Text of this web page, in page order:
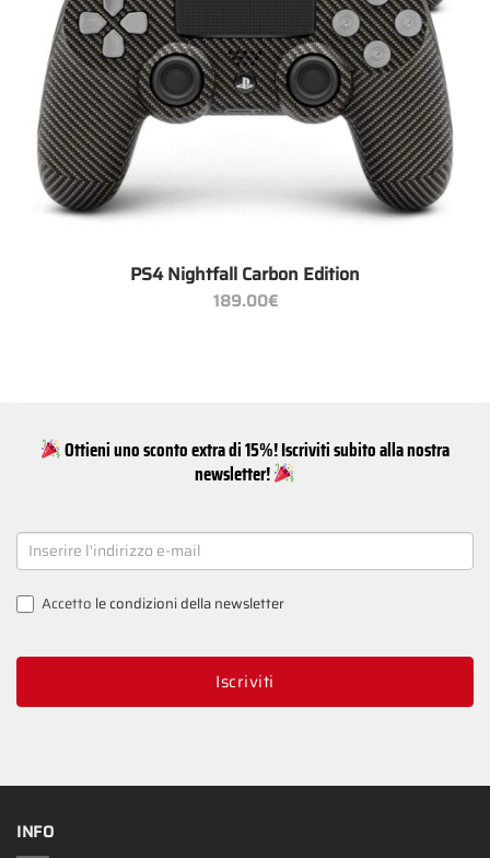
PS4 Nightfall Carbon Edition
189.00€
Ottieni uno sconto extra di 15%! Iscriviti subito alla nostra
newsletter!
NEWSLETTER
SIGNUP
Accetto le condizioni della newsletter
Iscriviti
INFO